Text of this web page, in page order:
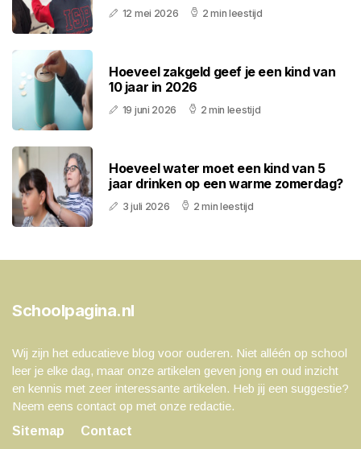
12 mei 2026 2 min leestijd
Hoeveel zakgeld geef je een kind van
10 jaar in 2026
19 juni 2026 2 min leestijd
Hoeveel water moet een kind van 5
jaar drinken op een warme zomerdag?
3 juli 2026 2 min leestijd
Schoolpagina.nl
Wij zijn het educatieve blog voor ouderen. Niet alléén op school
leer je elke dag, maar onze artikelen geven jong en oud inzicht
en kennis met zeer interessante artikelen. Heb jij een suggestie?
Neem eens contact op met onze redactie.
Sitemap
Contact